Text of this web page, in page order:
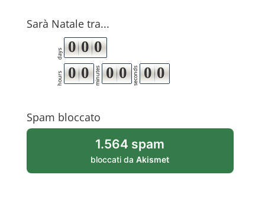
Sarà Natale tra...
days 0 0 0
hours 0 0 minutes 0 0 seconds 0 0
Spam bloccato
1.564 spam
bloccati daAkismet